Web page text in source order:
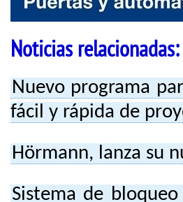
Noticias relacionadas:
Nuevo programa
fácil y rápida de
Hörmann, lanza su
Sistema de